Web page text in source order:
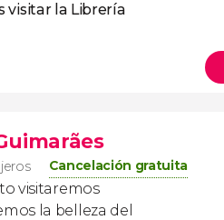
visitar la Librería
Cancelación gratuita
visitaremos
la belleza del